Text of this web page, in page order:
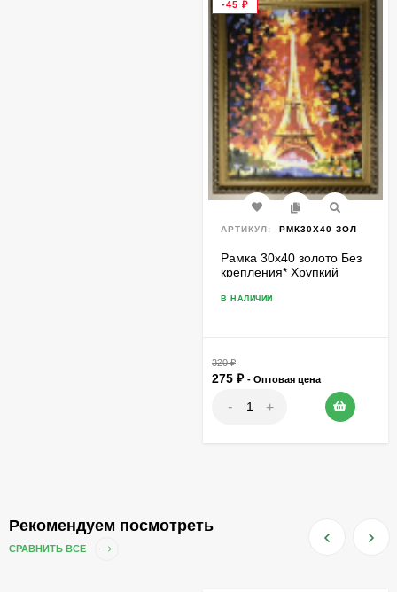
-45 ₽
АРТИКУЛ: РМК30Х40 ЗОЛ
Рамка 30х40 золото Без
крепления* Хрупкий
В НАЛИЧИИ
320₽
275 ₽ - Оптовая цена
- +
Рекомендуем посмотреть
СРАВНИТЬ ВСЕ